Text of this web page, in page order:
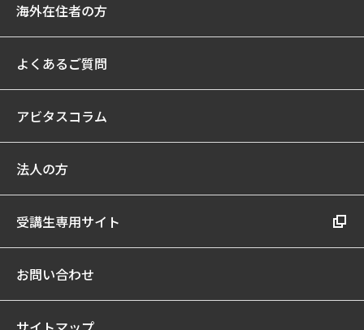
海外在住者の方
よくあるご質問
アビタスコラム
法人の方
受講生専用サイト
お問い合わせ